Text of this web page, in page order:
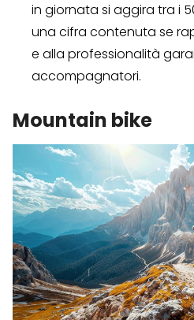
in giornata si aggira tra i
una cifra contenuta se
e alla professionalità
accompagnatori.
Mountain bike